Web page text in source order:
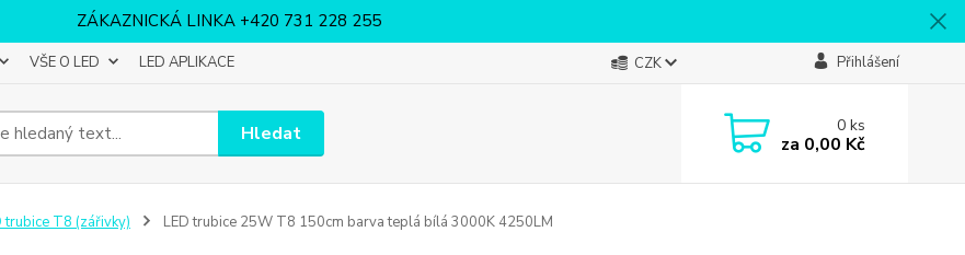
ZÁKAZNICKÁ LINKA +420 731 228 255
VŠE O LED LED APLIKACE CZK Přihlášení
Hledat 0ks
za 0,00 Kč
trubice T8 (zářivky) LED trubice 25W T8 150cm barva teplá bílá 3000K 4250LM